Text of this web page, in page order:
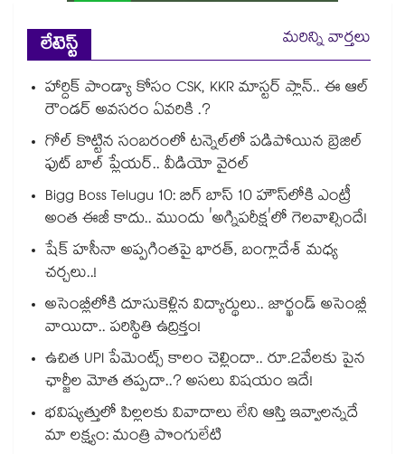
లేటెస్ట్
మరిన్ని వార్తలు
హార్దిక్ పాండ్యా కోసం CSK, KKR మాస్టర్ ప్లాన్.. ఈ ఆల్
రౌండర్ అవసరం ఏవరికి .?
గోల్ కొట్టిన సంబరంలో టన్నెల్⁭లో పడిపోయిన బ్రెజిల్
ఫుట్ బాల్ ప్లేయర్.. వీడియో వైరల్
Bigg Boss Telugu 10: బిగ్ బాస్ 10 హౌస్‌లోకి ఎంట్రీ
అంత ఈజీ కాదు.. ముందు 'అగ్నిపరీక్ష'లో గెలవాల్సిందే!
షేక్ హసీనా అప్పగింతపై భారత్, బంగ్లాదేశ్ మధ్య
చర్చలు..!
అసెంబ్లీలోకి దూసుకెళ్లిన విద్యార్థులు.. జార్ఖండ్ అసెంబ్లీ
వాయిదా.. పరిస్థితి ఉద్రిక్తం!
ఉచిత UPI పేమెంట్స్ కాలం చెల్లిందా.. రూ.2వేలకు పైన
ఛార్జీల మోత తప్పదా..? అసలు విషయం ఇదే!
భవిష్యత్తులో పిల్లలకు వివాదాలు లేని ఆస్తి ఇవ్వాలన్నదే
మా లక్ష్యం: మంత్రి పొంగులేటి